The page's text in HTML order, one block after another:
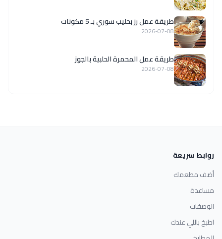
طريقة عمل رز بحليب سوري بـ 5 مكونات
2026-07-08
طريقة عمل المحمرة الحلبية بالجوز
2026-07-08
روابط سريعة
أضف مطعمك
مساعدة
الوصفات
اطبخ باللي عندك